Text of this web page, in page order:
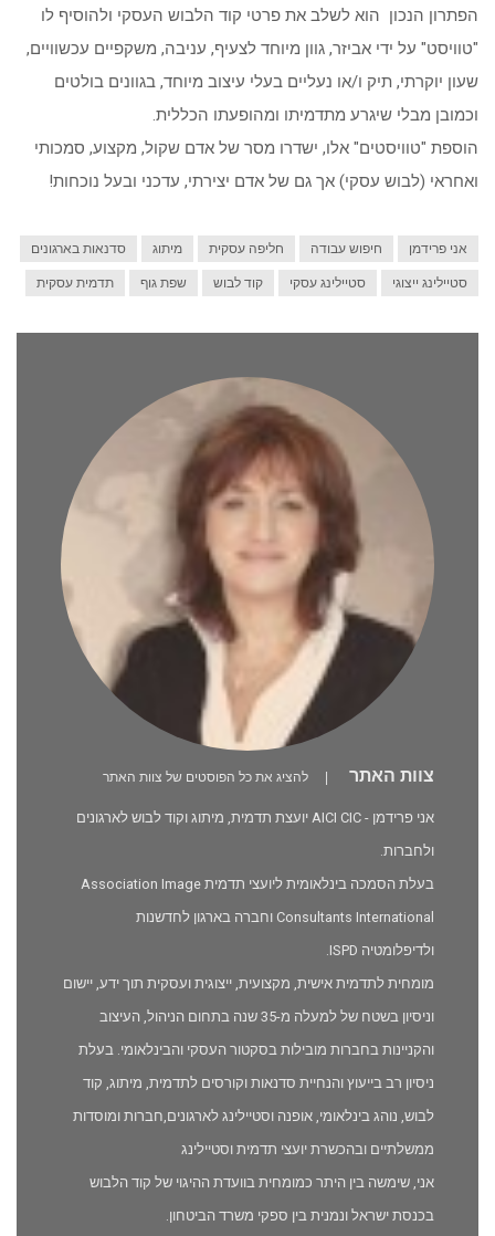
הפתרון הנכון הוא לשלב את פרטי קוד הלבוש העסקי ולהוסיף לו
"טוויסט" על ידי אביזר, גוון מיוחד לצעיף, עניבה, משקפיים עכשוויים,
שעון יוקרתי, תיק ו/או נעליים בעלי עיצוב מיוחד, בגוונים בולטים
וכמובן מבלי שיגרע מתדמיתו ומהופעתו הכללית.
הוספת "טוויסטים" אלו, ישדרו מסר של אדם שקול, מקצוע, סמכותי
ואחראי (לבוש עסקי) אך גם של אדם יצירתי, עדכני ובעל נוכחות!
אני פרידמן חיפוש עבודה חליפה עסקית מיתוג סדנאות בארגונים
סטיילינג ייצוגי סטיילינג עסקי קוד לבוש שפת גוף תדמית עסקית
צוות האתר להציג את כל הפוסטים של צוות האתר
אני פרידמן - AICI CIC יועצת תדמית, מיתוג וקוד לבוש לארגונים
ולחברות.
בעלת הסמכה בינלאומית ליועצי תדמית Association Image
Consultants International וחברה בארגון לחדשנות
ולדיפלומטיה ISPD.
מומחית לתדמית אישית, מקצועית, ייצוגית ועסקית תוך ידע, יישום
וניסיון בשטח של למעלה מ-35 שנה בתחום הניהול, העיצוב
והקניינות בחברות מובילות בסקטור העסקי והבינלאומי. בעלת
ניסיון רב בייעוץ והנחיית סדנאות וקורסים לתדמית, מיתוג, קוד
לבוש, נוהג בינלאומי, אופנה וסטיילינג לארגונים,חברות ומוסדות
ממשלתיים ובהכשרת יועצי תדמית וסטיילינג
אני, שימשה בין היתר כמומחית בוועדת ההיגוי של קוד הלבוש
בכנסת ישראל ונמנית בין ספקי משרד הביטחון.